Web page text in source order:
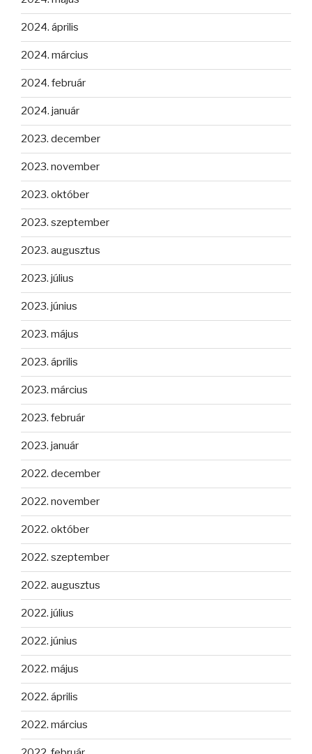
2024. április
2024. március
2024. február
2024. január
2023. december
2023. november
2023. október
2023. szeptember
2023. augusztus
2023. július
2023. június
2023. május
2023. április
2023. március
2023. február
2023. január
2022. december
2022. november
2022. október
2022. szeptember
2022. augusztus
2022. július
2022. június
2022. május
2022. április
2022. március